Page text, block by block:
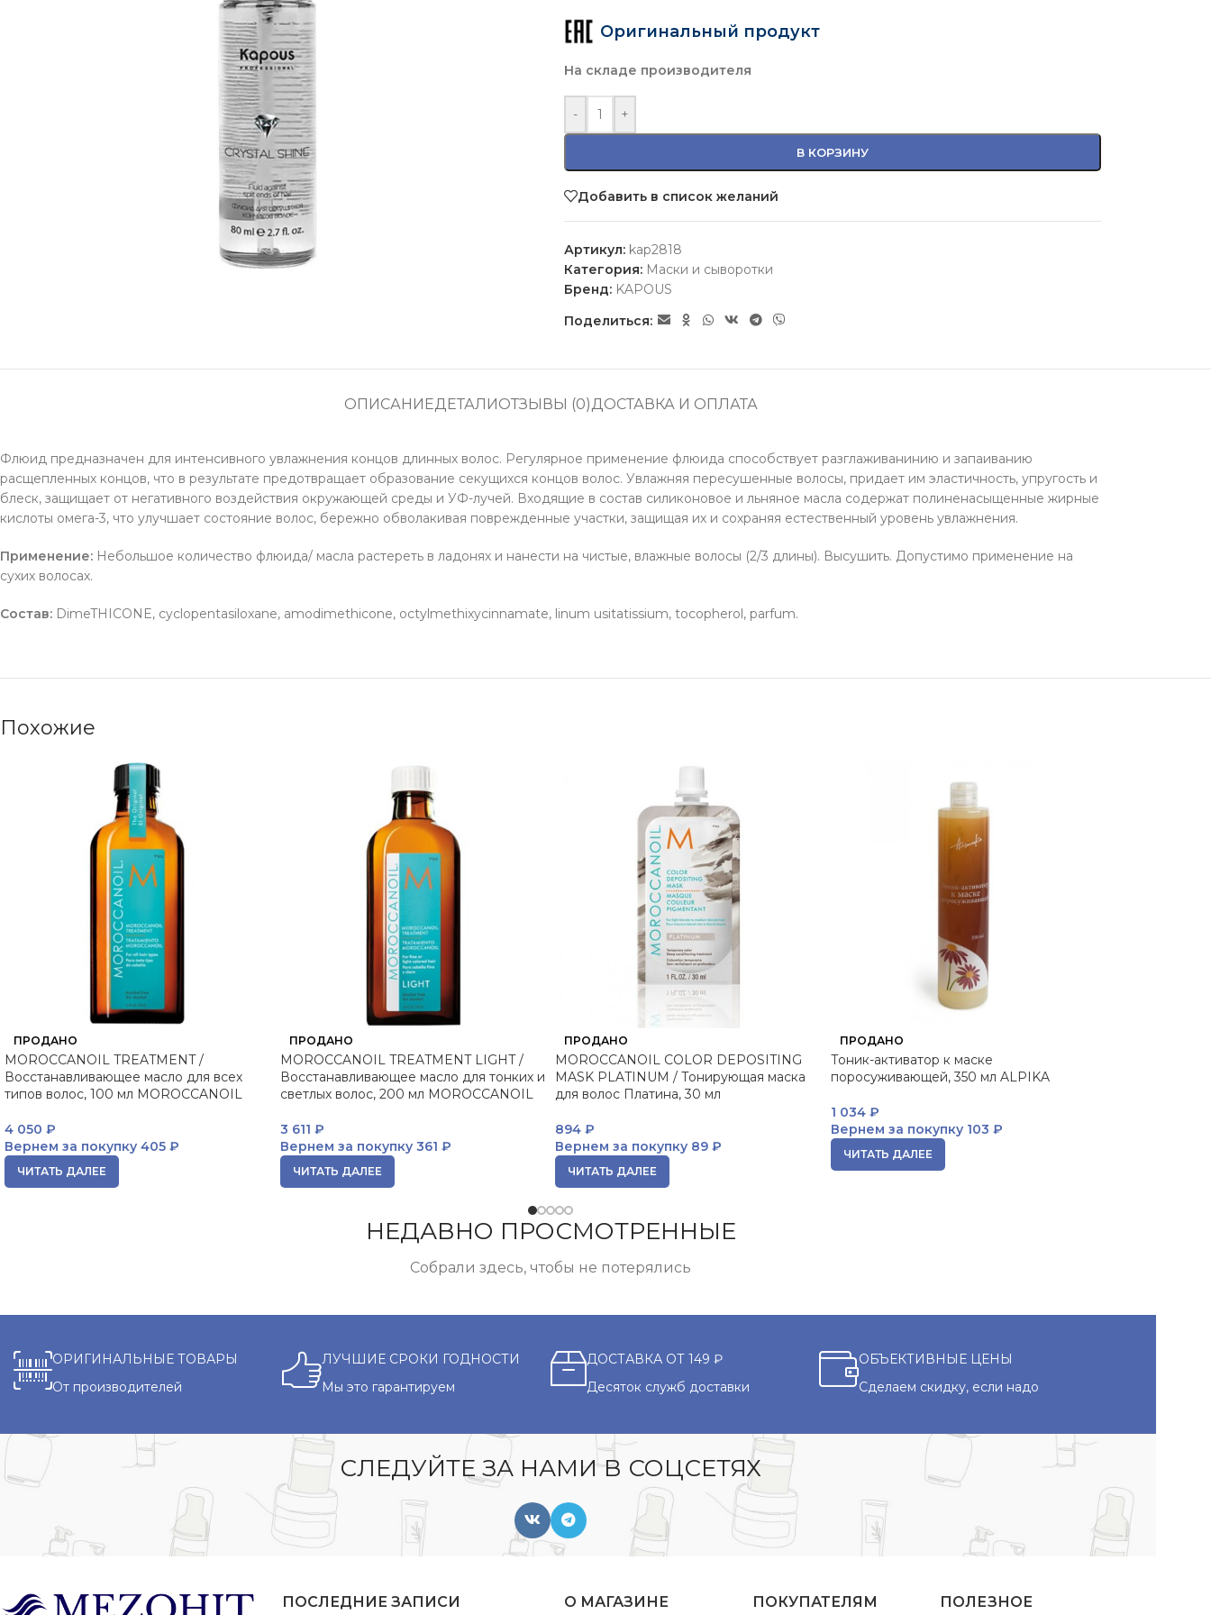
Оригинальный продукт
На складе производителя
- +
В КОРЗИНУ
Добавить в список желаний
Артикул: kap2818
Категория: Маски и сыворотки
Бренд: KAPOUS
Поделиться:
ОПИСАНИЕДЕТАЛИОТЗЫВЫ (0)ДОСТАВКА И ОПЛАТА
Флюид предназначен для интенсивного увлажнения концов длинных волос. Регулярное применение флюида способствует разглаживанинию и запаиванию
расщепленных концов, что в результате предотвращает образование секущихся концов волос. Увлажняя пересушенные волосы, придает им эластичность, упругость и
блеск, защищает от негативного воздействия окружающей среды и УФ-лучей. Входящие в состав силиконовое и льняное масла содержат полиненасыщенные жирные
кислоты омега-3, что улучшает состояние волос, бережно обволакивая поврежденные участки, защищая их и сохраняя естественный уровень увлажнения.
Применение: Небольшое количество флюида/ масла растереть в ладонях и нанести на чистые, влажные волосы (2/3 длины). Высушить. Допустимо применение на
сухих волосах.
Состав: DimeTHICONE, cyclopentasiloxane, amodimethicone, octylmethixycinnamate, linum usitatissium, tocopherol, parfum.
Похожие
ПРОДАНО
MOROCCANOIL TREATMENT /
Восстанавливающее масло для всех
типов волос, 100 мл MOROCCANOIL
4 050 ₽
Вернем за покупку 405 ₽
ЧИТАТЬ ДАЛЕЕ
ПРОДАНО
MOROCCANOIL TREATMENT LIGHT /
Восстанавливающее масло для тонких и
светлых волос, 200 мл MOROCCANOIL
3 611 ₽
Вернем за покупку361 ₽
ЧИТАТЬ ДАЛЕЕ
ПРОДАНО
MOROCCANOIL COLOR DEPOSITING
MASK PLATINUM / Тонирующая маска
для волос Платина, 30 мл
894 ₽
Вернем за покупку 89 ₽
ЧИТАТЬ ДАЛЕЕ
ПРОДАНО
Тоник-активатор к маске
поросуживающей, 350 мл ALPIKA
1 034 ₽
Вернем за покупку103 ₽
ЧИТАТЬ ДАЛЕЕ
НЕДАВНО ПРОСМОТРЕННЫЕ
Собрали здесь, чтобы не потерялись
ОРИГИНАЛЬНЫЕ ТОВАРЫ
От производителей
ЛУЧШИЕ СРОКИ ГОДНОСТИ
Мы это гарантируем
ДОСТАВКА ОТ 149 ₽
Десяток служб доставки
ОБЪЕКТИВНЫЕ ЦЕНЫ
Сделаем скидку, если надо
СЛЕДУЙТЕ ЗА НАМИ В СОЦСЕТЯХ
ПОСЛЕДНИЕ ЗАПИСИ О МАГАЗИНЕ ПОКУПАТЕЛЯМ ПОЛЕЗНОЕ